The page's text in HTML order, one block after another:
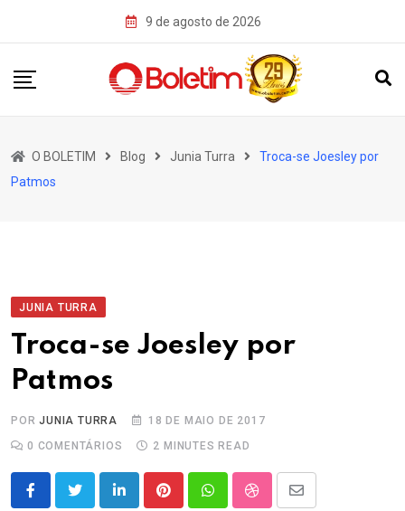
9 de agosto de 2026
O BOLETIM Blog Junia Turra
Troca-se Joesley por
Patmos
JUNIA TURRA
Troca-se Joesley por
Patmos
PORJUNIA TURRA
18 DE MAIO DE 2017
0 COMENTÁRIOS 2 MINUTES READ
LinkedInPinterestWhatsappStumbleUpon
Share